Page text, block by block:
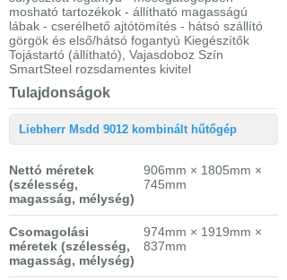
mosható tartozékok - állítható magasságú
lábak - cserélhető ajtótömítés - hátsó szállító
görgök és első/hátsó fogantyú Kiegészítők
Tojástartó (állítható), Vajasdoboz Szín
SmartSteel rozsdamentes kivitel
Tulajdonságok
Liebherr Msdd 9012 kombinált hűtőgép
Nettó méretek
(szélesség,
magasság, mélység)
906mm × 1805mm ×
745mm
Csomagolási
méretek (szélesség,
magasság, mélység)
974mm × 1919mm ×
837mm